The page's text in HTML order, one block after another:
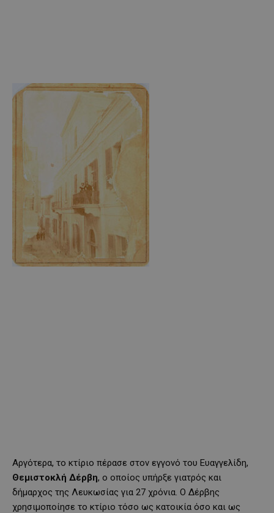
Αργότερα, το κτίριο πέρασε στον εγγονό του Ευαγγελίδη,
Θεμιστοκλή Δέρβη, ο οποίος υπήρξε γιατρός και
δήμαρχος της Λευκωσίας για 27 χρόνια. Ο Δέρβης
χρησιμοποίησε το κτίριο τόσο ως κατοικία όσο και ως